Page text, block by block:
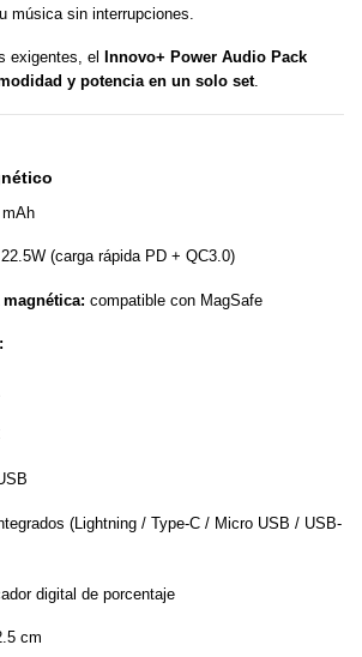
música sin interrupciones.
exigentes, el
Innovo+ Power Audio Pack
y potencia en un solo set.
22.5W (carga rápida PD + QC3.0)
compatible con MagSafe
(Lightning / Type-C / Micro USB / USB-
digital de porcentaje
cm